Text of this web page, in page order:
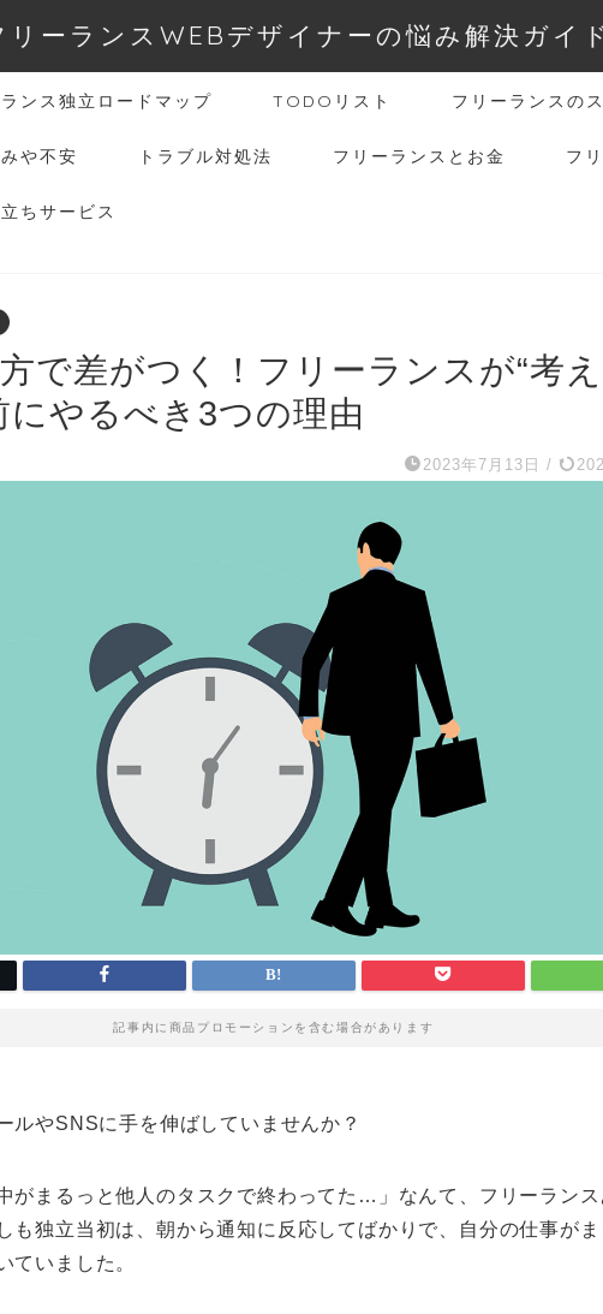
リーランスWEBデザイナーの悩み解決ガイ
ンス独立ロードマップ TODOリスト フリーランスの
や不安 トラブル対処法 フリーランスとお金 フ
ちサービス
で差がつく！フリーランスが“考
にやるべき3つの理由
2023年7月13日 /
記事内に商品プロモーションを含む場合があります
ルやSNSに手を伸ばしていませんか？
がまるっと他人のタスクで終わってた…」なんて、フリーランス
も独立当初は、朝から通知に反応してばかりで、自分の仕事が
ていました。